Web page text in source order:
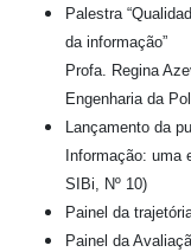
Palestra
da informação”
Profa. Regina
Engenharia da
Lançamento da
Informação: uma
SIBi, Nº 10)
Painel da
Painel da